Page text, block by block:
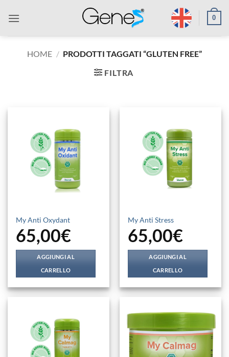
0
HOME / PRODOTTI TAGGATI “GLUTEN FREE”
FILTRA
My Anti Oxydant
65,00€
AGGIUNGI AL
CARRELLO
My Anti Stress
65,00€
AGGIUNGI AL
CARRELLO